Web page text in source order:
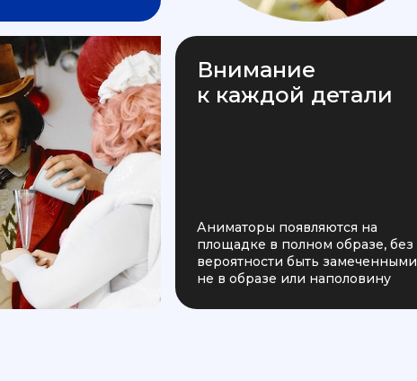
Внимание
к каждой детали
Аниматоры появляются на
площадке в полном образе, без
вероятности быть замеченными
не в образе или наполовину